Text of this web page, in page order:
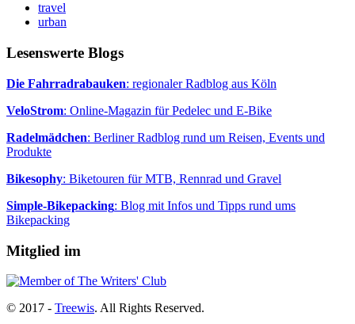
travel
urban
Lesenswerte Blogs
Die Fahrradrabauken: regionaler Radblog aus Köln
VeloStrom: Online-Magazin für Pedelec und E-Bike
Radelmädchen: Berliner Radblog rund um Reisen, Events und
Produkte
Bikesophy: Biketouren für MTB, Rennrad und Gravel
Simple-Bikepacking: Blog mit Infos und Tipps rund ums
Bikepacking
Mitglied im
© 2017 - Treewis. All Rights Reserved.